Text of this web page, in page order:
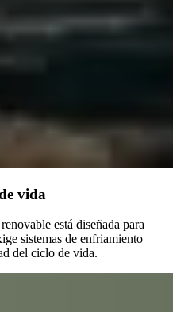
vida
está diseñada para
sistemas de enfriamiento
del ciclo de vida.